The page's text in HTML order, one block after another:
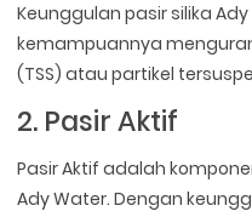
Keunggulan pasir silika
kemampuannya
(TSS) atau partikel
2. Pasir Aktif
Pasir Aktif adalah
Ady Water. Dengan